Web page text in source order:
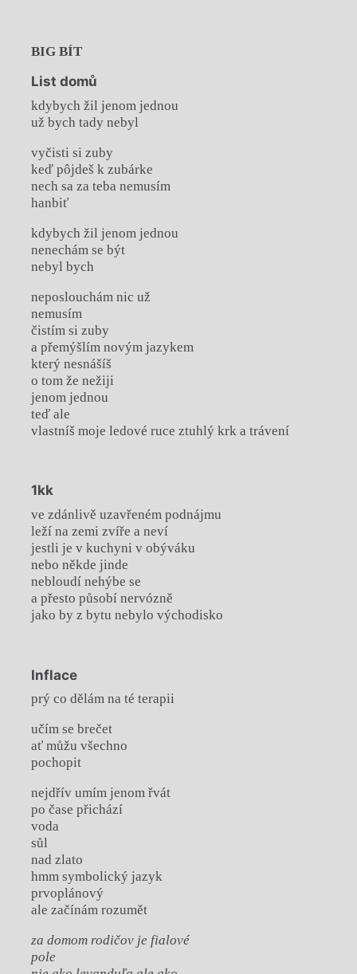
BIG BÍT
List domů
kdybych žil jenom jednou
už bych tady nebyl
vyčisti si zuby
keď pôjdeš k zubárke
nech sa za teba nemusím
hanbiť
kdybych žil jenom jednou
nenechám se být
nebyl bych
neposlouchám nic už
nemusím
čistím si zuby
a přemýšlím novým jazykem
který nesnášíš
o tom že nežiji
jenom jednou
teď ale
vlastníš moje ledové ruce ztuhlý krk a trávení
1kk
ve zdánlivě uzavřeném podnájmu
leží na zemi zvíře a neví
jestli je v kuchyni v obýváku
nebo někde jinde
nebloudí nehýbe se
a přesto působí nervózně
jako by z bytu nebylo východisko
Inflace
prý co dělám na té terapii
učím se brečet
ať můžu všechno
pochopit
nejdřív umím jenom řvát
po čase přichází
voda
sůl
nad zlato
hmm symbolický jazyk
prvoplánový
ale začínám rozumět
za domom rodičov je fialové
pole